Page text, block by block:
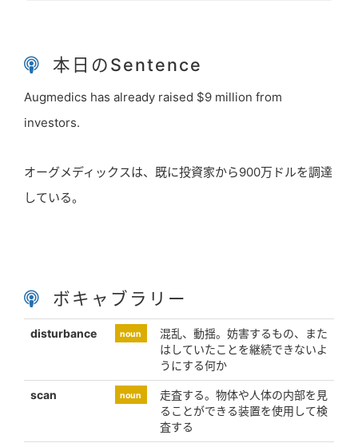
本日のSentence
Augmedics has already raised $9 million from
investors.
オーグメディックスは、既に投資家から900万ドルを調達
している。
ボキャブラリー
disturbance noun
混乱、動揺。妨害するもの、また
はしていたことを継続できないよ
うにする何か
scan noun
走査する。物体や人体の内部を見
ることができる装置を使用して検
査する